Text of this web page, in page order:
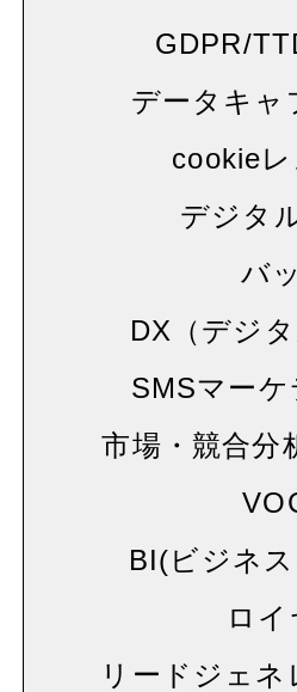
GDPR/
データキャ
cookieレ
デジタ
バ
DX（デジ
SMSマー
市場・競合分
BI(ビジネ
ロ
リードジェネ